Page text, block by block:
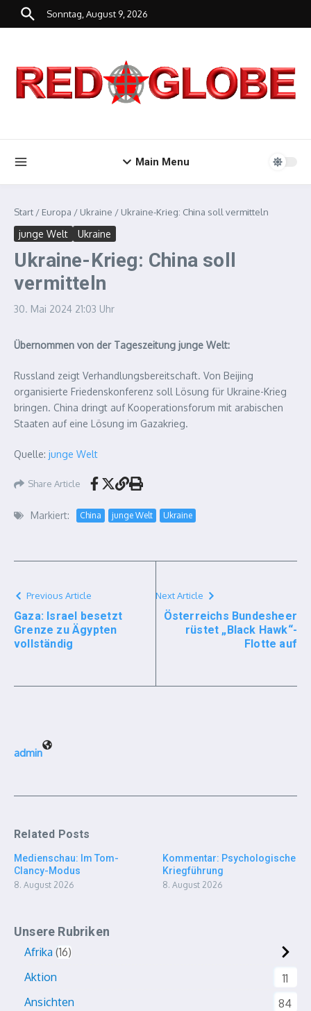
Zum Inhalt springen
Sonntag, August 9, 2026
Main Menu
Start / Europa / Ukraine / Ukraine-Krieg: China soll vermitteln
junge Welt Ukraine
Ukraine-Krieg: China soll
vermitteln
30. Mai 2024 21:03 Uhr
Übernommen von der Tageszeitung junge Welt:
Russland zeigt Verhandlungsbereitschaft. Von Beijing
organisierte Friedenskonferenz soll Lösung für Ukraine-Krieg
bringen. China dringt auf Kooperationsforum mit arabischen
Staaten auf eine Lösung im Gazakrieg.
Quelle: junge Welt
Share Article
Markiert: China junge Welt Ukraine
Previous Article
Gaza: Israel besetzt
Grenze zu Ägypten
vollständig
Next Article
Österreichs Bundesheer
rüstet „Black Hawk“-
Flotte auf
admin
Related Posts
Medienschau: Im Tom-
Clancy-Modus
8. August 2026
Kommentar: Psychologische
Kriegführung
8. August 2026
Unsere Rubriken
Afrika 16
Aktion
11
Ansichten
84